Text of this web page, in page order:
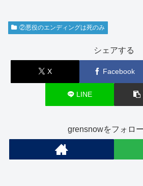
②悪役のエンディングは死のみ
シェアする
X Facebook
LINE
grensnowをフォロ